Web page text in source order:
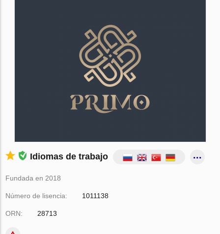
Idiomas de trabajo
Fundada en 2018
Número de lisencia: 1011138
ORN: 28713